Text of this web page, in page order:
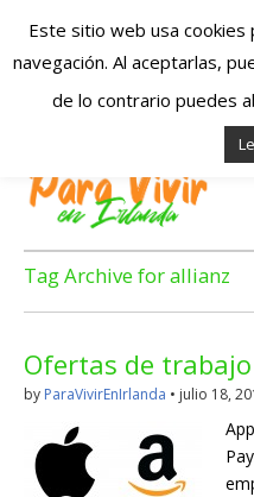
Irlanda
Irlanda
en
Irlanda
Blog dedicado a los que
Irlanda!
Tag Archive for allianz
Ofertas de
by ParaVivirEnIrlanda • julio 18,
Este sitio web usa
navegación. Al aceptarlas,
de lo contrario puedes